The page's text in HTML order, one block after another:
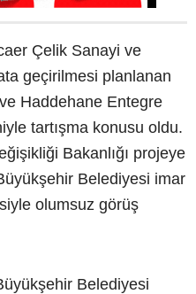
Çelik Sanayi ve
geçirilmesi planlanan
Haddehane Entegre
tartışma konusu oldu.
Bakanlığı projeye
Belediyesi imar
olumsuz görüş
Belediyesi